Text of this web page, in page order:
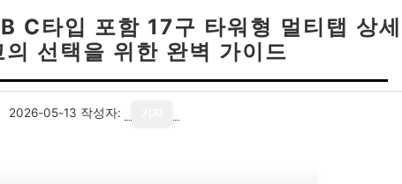
C타입 포함 17구 타워형 멀티탭 상세
선택을 위한 완벽 가이드
2026-05-13 작성자: